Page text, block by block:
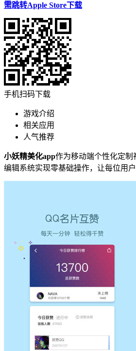
需跳转Apple Store下载
手机扫码下载
游戏介绍
相关应用
人气推荐
小妖精美化app作为移动端个性化定
编辑系统实现零基础操作，让每位用